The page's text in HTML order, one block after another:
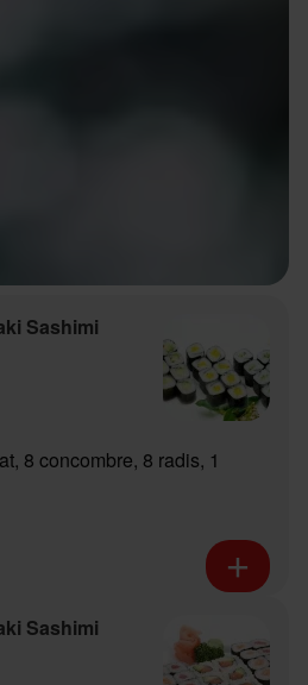
Sashimi
8 concombre, 8 radis, 1
Sashimi